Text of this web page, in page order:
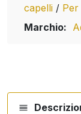
capelli /
Marchio: